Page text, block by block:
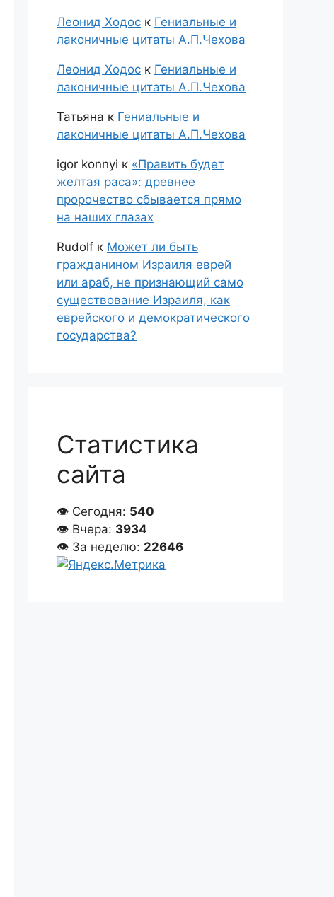
Леонид Ходос к Гениальные и
лаконичные цитаты А.П.Чехова
Леонид Ходос к Гениальные и
лаконичные цитаты А.П.Чехова
Татьяна к Гениальные и
лаконичные цитаты А.П.Чехова
igor konnyi к «Править будет
желтая раса»: древнее
пророчество сбывается прямо
на наших глазах
Rudolf к Может ли быть
гражданином Израиля еврей
или араб, не признающий само
существование Израиля, как
еврейского и демократического
государства?
Статистика
сайта
👁 Сегодня: 540
👁 Вчера: 3934
👁 За неделю: 22646